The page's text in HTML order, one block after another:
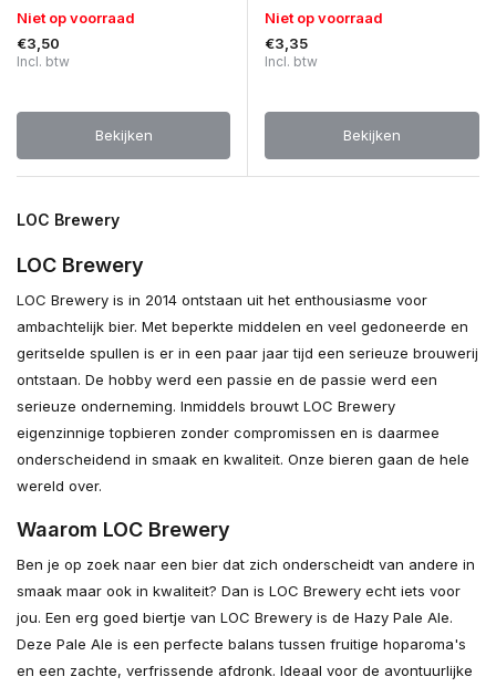
Niet op voorraad
€3,50
Incl. btw
Bekijken
Niet op voorraad
€3,35
Incl. btw
Bekijken
LOC Brewery
LOC Brewery
LOC Brewery is in 2014 ontstaan uit het enthousiasme voor
ambachtelijk bier. Met beperkte middelen en veel gedoneerde en
geritselde spullen is er in een paar jaar tijd een serieuze brouwerij
ontstaan. De hobby werd een passie en de passie werd een
serieuze onderneming. Inmiddels brouwt LOC Brewery
eigenzinnige topbieren zonder compromissen en is daarmee
onderscheidend in smaak en kwaliteit. Onze bieren gaan de hele
wereld over.
Waarom LOC Brewery
Ben je op zoek naar een bier dat zich onderscheidt van andere in
smaak maar ook in kwaliteit? Dan is LOC Brewery echt iets voor
jou. Een erg goed biertje van LOC Brewery is de Hazy Pale Ale.
Deze Pale Ale is een perfecte balans tussen fruitige hoparoma's
en een zachte, verfrissende afdronk. Ideaal voor de avontuurlijke